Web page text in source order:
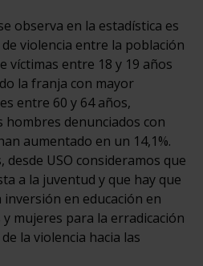
observa en la estadística es
violencia entre la población
víctimas entre 18 y 19 años
la franja con mayor
entre 60 y 64 años,
hombres denunciados con
aumentado en un 14,1%.
desde USO consideramos que
a la juventud y que hay que
en educación en
mujeres para la erradicación
la violencia hacia las